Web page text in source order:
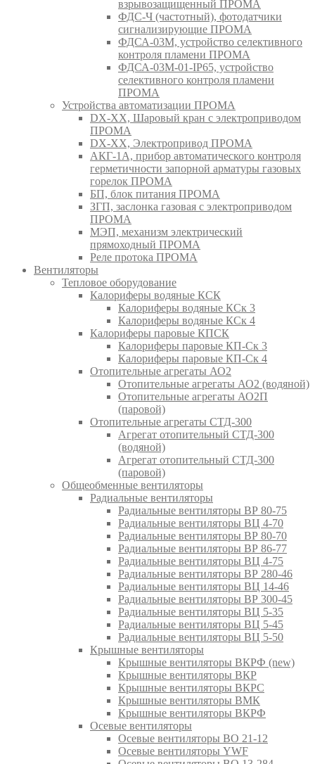
взрывозащищенный ПРОМА
ФДС-Ч (частотный), фотодатчики
сигнализирующие ПРОМА
ФДСА-03М, устройство селективного
контроля пламени ПРОМА
ФДСА-03М-01-IP65, устройство
селективного контроля пламени
ПРОМА
Устройства автоматизации ПРОМА
DX-XX, Шаровый кран c электроприводом
ПРОМА
DX-XX, Электропривод ПРОМА
АКГ-1А, прибор автоматического контроля
герметичности запорной арматуры газовых
горелок ПРОМА
БП, блок питания ПРОМА
ЗГП, заслонка газовая с электроприводом
ПРОМА
МЭП, механизм электрический
прямоходный ПРОМА
Реле протока ПРОМА
Вентиляторы
Тепловое оборудование
Калориферы водяные КСК
Калориферы водяные КСк 3
Калориферы водяные КСк 4
Калориферы паровые КПСК
Калориферы паровые КП-Ск 3
Калориферы паровые КП-Ск 4
Отопительные агрегаты АО2
Отопительные агрегаты АО2 (водяной)
Отопительные агрегаты АО2П
(паровой)
Отопительные агрегаты СТД-300
Агрегат отопительный СТД-300
(водяной)
Агрегат отопительный СТД-300
(паровой)
Общеобменные вентиляторы
Радиальные вентиляторы
Радиальные вентиляторы ВР 80-75
Радиальные вентиляторы ВЦ 4-70
Радиальные вентиляторы ВР 80-70
Радиальные вентиляторы ВР 86-77
Радиальные вентиляторы ВЦ 4-75
Радиальные вентиляторы ВР 280-46
Радиальные вентиляторы ВЦ 14-46
Радиальные вентиляторы ВР 300-45
Радиальные вентиляторы ВЦ 5-35
Радиальные вентиляторы ВЦ 5-45
Радиальные вентиляторы ВЦ 5-50
Крышные вентиляторы
Крышные вентиляторы ВКРФ (new)
Крышные вентиляторы ВКР
Крышные вентиляторы ВКРС
Крышные вентиляторы ВМК
Крышные вентиляторы ВКРФ
Осевые вентиляторы
Осевые вентиляторы ВО 21-12
Осевые вентиляторы YWF